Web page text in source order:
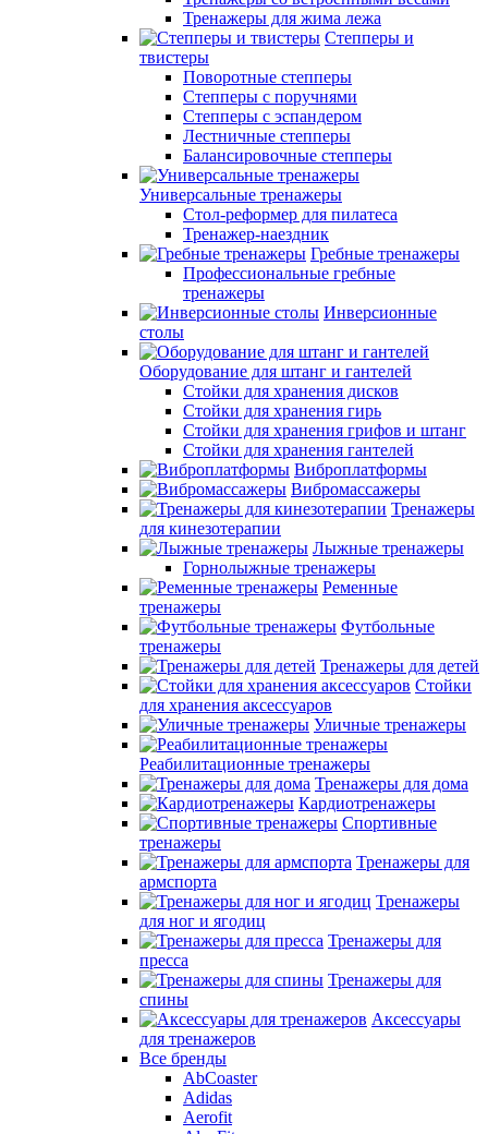
Тренажеры для жима лежа
Степперы и
твистеры
Поворотные степперы
Степперы с поручнями
Степперы с эспандером
Лестничные степперы
Балансировочные степперы
Универсальные тренажеры
Стол-реформер для пилатеса
Тренажер-наездник
Гребные тренажеры
Профессиональные гребные
тренажеры
Инверсионные
столы
Оборудование для штанг и гантелей
Стойки для хранения дисков
Стойки для хранения гирь
Стойки для хранения грифов и штанг
Стойки для хранения гантелей
Виброплатформы
Вибромассажеры
Тренажеры
для кинезотерапии
Лыжные тренажеры
Горнолыжные тренажеры
Ременные
тренажеры
Футбольные
тренажеры
Тренажеры для детей
Стойки
для хранения аксессуаров
Уличные тренажеры
Реабилитационные тренажеры
Тренажеры для дома
Кардиотренажеры
Спортивные
тренажеры
Тренажеры для
армспорта
Тренажеры
для ног и ягодиц
Тренажеры для
пресса
Тренажеры для
спины
Аксессуары
для тренажеров
Все бренды
AbCoaster
Adidas
Aerofit